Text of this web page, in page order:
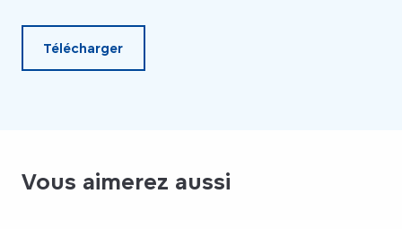
Télécharger
Vous aimerez aussi